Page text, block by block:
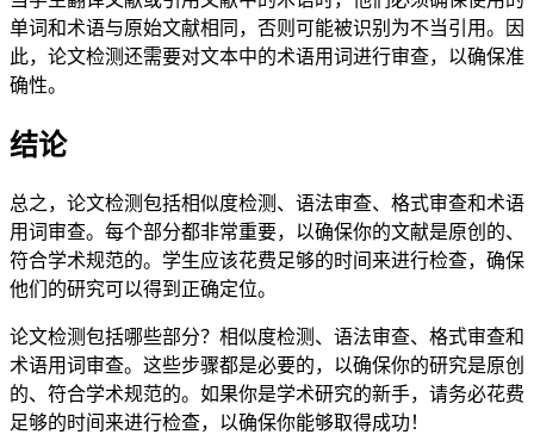
单词和术语与原始文献相同，否则可能被识别为不当引用。因
此，论文检测还需要对文本中的术语用词进行审查，以确保准
确性。
结论
总之，论文检测包括相似度检测、语法审查、格式审查和术语
用词审查。每个部分都非常重要，以确保你的文献是原创的、
符合学术规范的。学生应该花费足够的时间来进行检查，确保
他们的研究可以得到正确定位。
论文检测包括哪些部分？相似度检测、语法审查、格式审查和
术语用词审查。这些步骤都是必要的，以确保你的研究是原创
的、符合学术规范的。如果你是学术研究的新手，请务必花费
足够的时间来进行检查，以确保你能够取得成功！